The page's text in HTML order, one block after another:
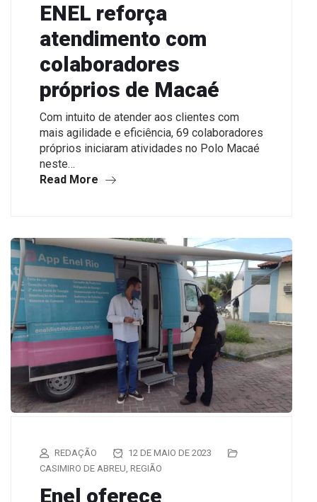
ENEL reforça
atendimento com
colaboradores
próprios de Macaé
Com intuito de atender aos clientes com
mais agilidade e eficiência, 69 colaboradores
próprios iniciaram atividades no Polo Macaé
neste…
Read More
REDAÇÃO
12 DE MAIO DE 2023
CASIMIRO DE ABREU REGIÃO
Enel oferece